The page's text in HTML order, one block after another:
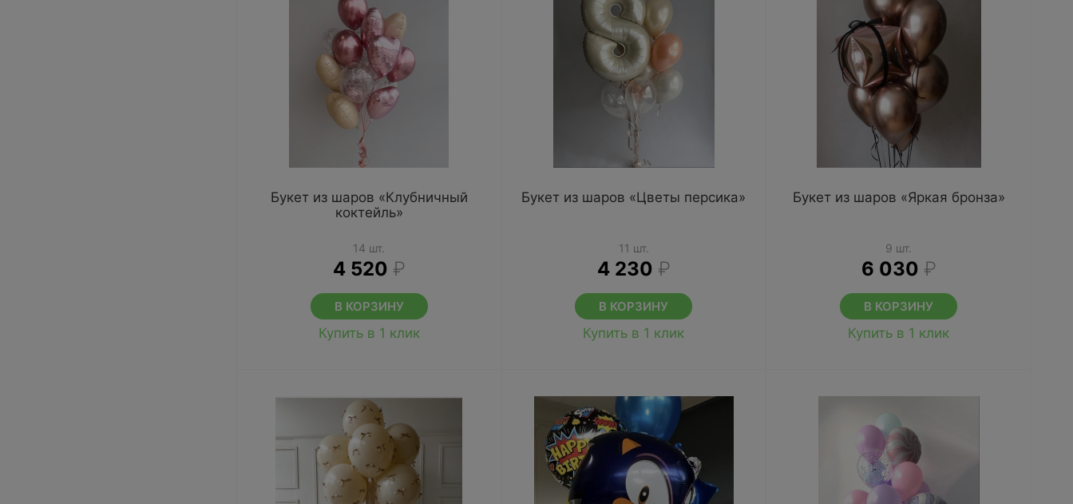
Букет из шаров «Клубничный
коктейль»
14 шт.
4 520 ₽
В КОРЗИНУ
Купить в 1 клик
Букет из шаров «Цветы персика»
11 шт.
4 230 ₽
В КОРЗИНУ
Купить в 1 клик
Букет из шаров «Яркая бронза»
9 шт.
6 030 ₽
В КОРЗИНУ
Купить в 1 клик